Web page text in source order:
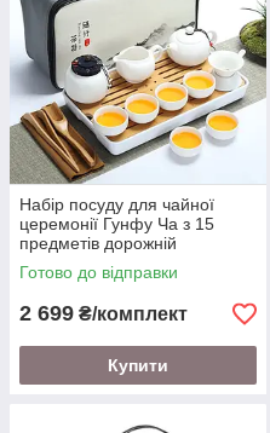
Набір посуду для чайної
церемонії Гунфу Ча з 15
предметів дорожній
Готово до відправки
2 699 ₴/комплект
Купити